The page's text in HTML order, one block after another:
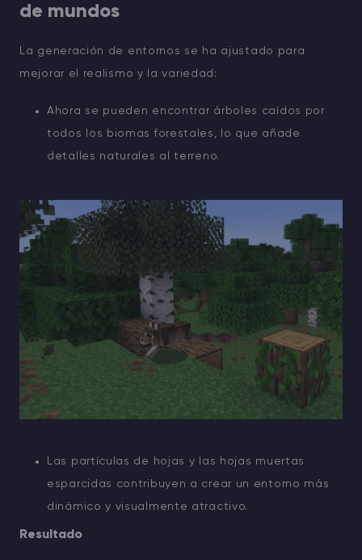
de mundos
La generación de entornos se ha ajustado para
mejorar el realismo y la variedad:
Ahora se pueden encontrar árboles caídos por
todos los biomas forestales, lo que añade
detalles naturales al terreno.
Las partículas de hojas y las hojas muertas
esparcidas contribuyen a crear un entorno más
dinámico y visualmente atractivo.
Resultado